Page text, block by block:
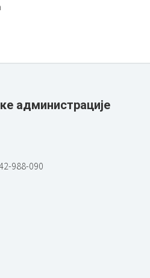
администрације
988-090